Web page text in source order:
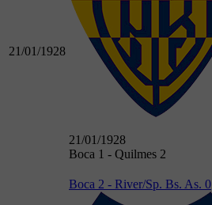
21/01/1928
21/01/1928
Boca 1 - Quilmes 2
Boca 2 - River/Sp. Bs. As. 0